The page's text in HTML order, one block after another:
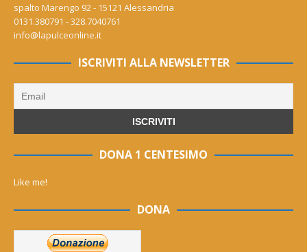
spalto Marengo 92 - 15121 Alessandria
0131.380791 - 328.7040761
info@lapulceonline.it
ISCRIVITI ALLA NEWSLETTER
DONA 1 CENTESIMO
Like me!
DONA